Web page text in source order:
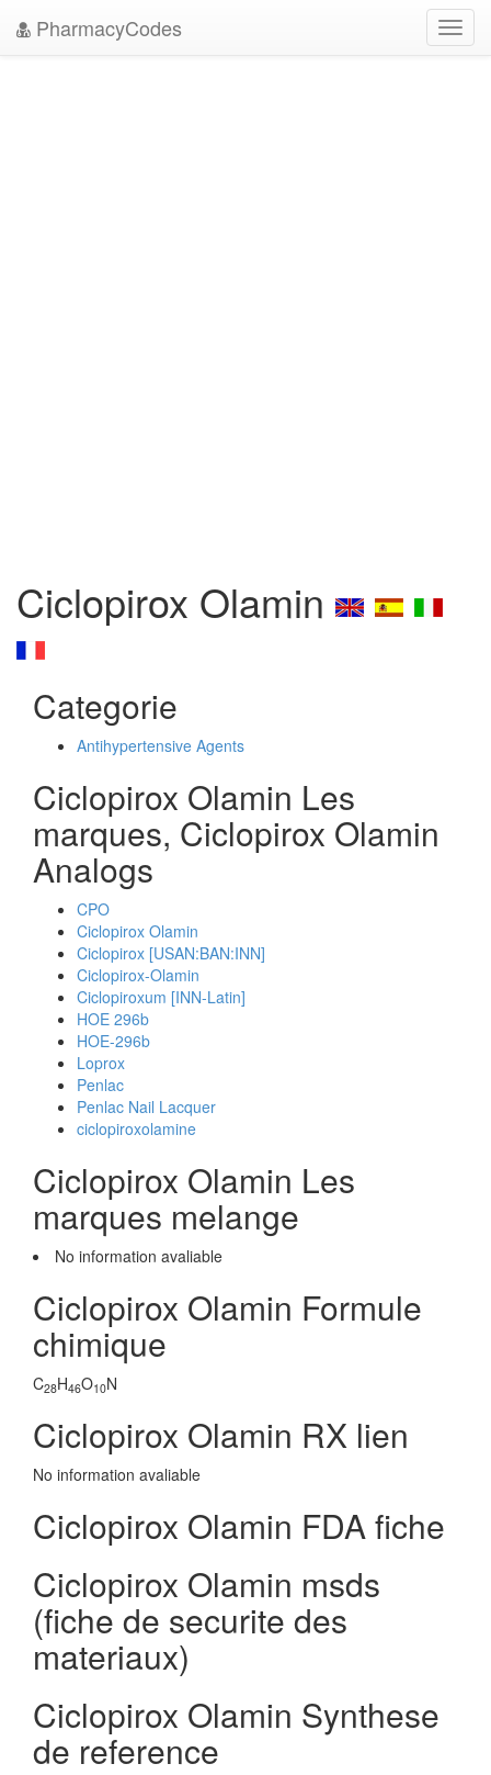
PharmacyCodes
Ciclopirox Olamin
Categorie
Antihypertensive Agents
Ciclopirox Olamin Les
marques, Ciclopirox Olamin
Analogs
CPO
Ciclopirox Olamin
Ciclopirox [USAN:BAN:INN]
Ciclopirox-Olamin
Ciclopiroxum [INN-Latin]
HOE 296b
HOE-296b
Loprox
Penlac
Penlac Nail Lacquer
ciclopiroxolamine
Ciclopirox Olamin Les
marques melange
No information avaliable
Ciclopirox Olamin Formule
chimique
C28H46O10N
Ciclopirox Olamin RX lien
No information avaliable
Ciclopirox Olamin FDA fiche
Ciclopirox Olamin msds
(fiche de securite des
materiaux)
Ciclopirox Olamin Synthese
de reference